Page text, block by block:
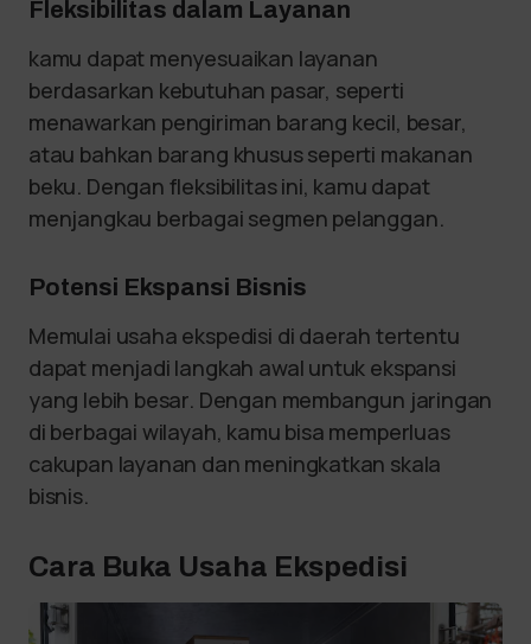
Fleksibilitas dalam Layanan
kamu dapat menyesuaikan layanan
berdasarkan kebutuhan pasar, seperti
menawarkan pengiriman barang kecil, besar,
atau bahkan barang khusus seperti makanan
beku. Dengan fleksibilitas ini, kamu dapat
menjangkau berbagai segmen pelanggan.
Potensi Ekspansi Bisnis
Memulai usaha ekspedisi di daerah tertentu
dapat menjadi langkah awal untuk ekspansi
yang lebih besar. Dengan membangun jaringan
di berbagai wilayah, kamu bisa memperluas
cakupan layanan dan meningkatkan skala
bisnis.
Cara Buka Usaha Ekspedisi